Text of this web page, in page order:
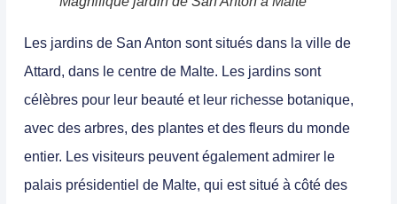
Les jardins de San Anton sontsitués dans la ville de
Attard, dans le centre de Malte. Les jardins sont
célèbres pour leur beauté et leur richesse botanique,
avec des arbres, des plantes et des fleurs du monde
entier. Les visiteurs peuvent également admirer le
palais présidentiel de Malte, qui est situé à côté des